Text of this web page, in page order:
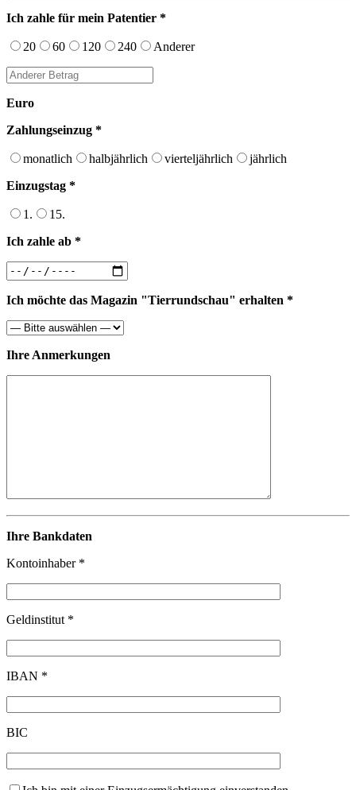
Ich zahle für mein Patentier *
20 60 120 240 Anderer
Euro
Zahlungseinzug *
monatlich halbjährlich vierteljährlich
jährlich
Einzugstag *
1.
15.
Ich zahle ab *
Ich möchte das Magazin "Tierrundschau" erhalten *
Ihre Anmerkungen
Ihre Bankdaten
Kontoinhaber *
Geldinstitut *
IBAN *
BIC